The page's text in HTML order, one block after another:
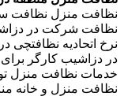
نظافت منزل نظافت
نظافت شرکت در
نرخ اتحادیه نظافتچی
در دزاشیب کارگر
خدمات نظافت منزل
نظافت منزل و خانه